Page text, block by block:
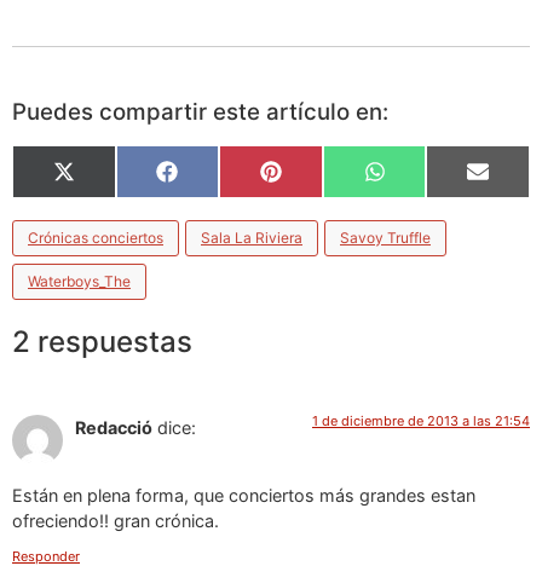
Puedes compartir este artículo en:
X
(Twitter)
Facebook Pinterest WhatsApp Email
Crónicas conciertos Sala La Riviera Savoy Truffle
Waterboys_The
2 respuestas
Redacció dice: 1 de diciembre de 2013 a las 21:54
Están en plena forma, que conciertos más grandes estan
ofreciendo!! gran crónica.
Responder